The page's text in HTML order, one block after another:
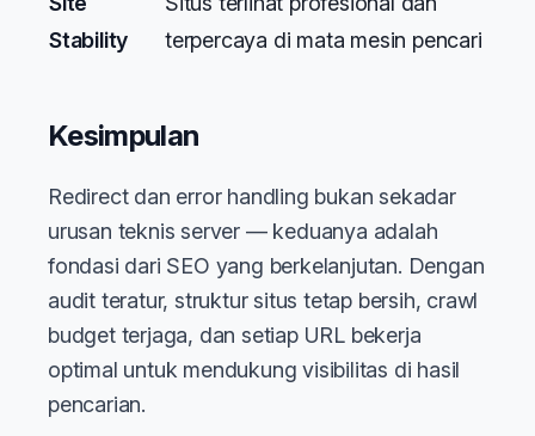
Stability
terpercaya di mata mesin pencari
Kesimpulan
Redirect dan error handling bukan sekadar
urusan teknis server — keduanya adalah
fondasi dari SEO yang berkelanjutan. Dengan
audit teratur, struktur situs tetap bersih, crawl
budget terjaga, dan setiap URL bekerja
optimal untuk mendukung visibilitas di hasil
pencarian.